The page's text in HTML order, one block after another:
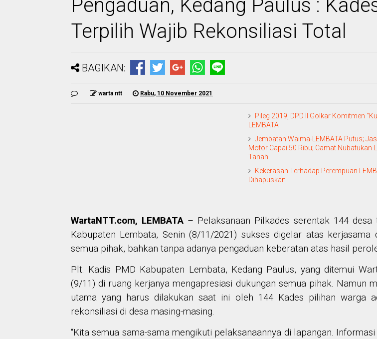
Pengaduan, Kedang Paulus :
Terpilih Wajib Rekonsiliasi Total
BAGIKAN:
warta ntt Rabu, 10 November 2021
Pileg 2019, DPD II Golkar Komitmen
LEMBATA
Jembatan Waima-LEMBATA Putus;
Motor Capai 50 Ribu; Camat Nubatukan
Tanah
Kekerasan Terhadap Perempuan
Dihapuskan
WartaNTT.com, LEMBATA – Pelaksanaan Pilkades serentak 144 desa
Kabupaten Lembata, Senin (8/11/2021) sukses digelar atas kerjasama
semua pihak, bahkan tanpa adanya pengaduan keberatan atas hasil
Plt. Kadis PMD Kabupaten Lembata, Kedang Paulus, yang ditemui
(9/11) di ruang kerjanya mengapresiasi dukungan semua pihak. Namun
utama yang harus dilakukan saat ini oleh 144 Kades pilihan warga
rekonsiliasi di desa masing-masing.
“Kita semua sama-sama mengikuti pelaksanaannya di lapangan.